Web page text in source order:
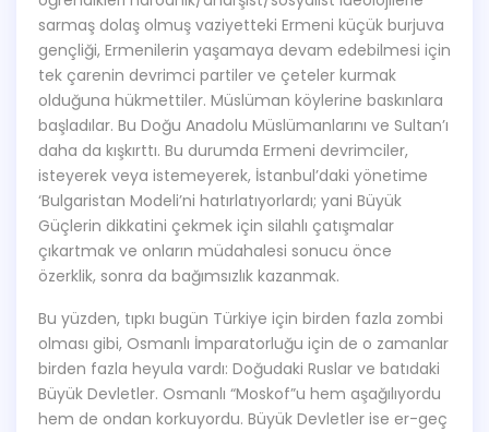
sarmaş dolaş olmuş vaziyetteki Ermeni küçük burjuva
gençliği, Ermenilerin yaşamaya devam edebilmesi için
tek çarenin devrimci partiler ve çeteler kurmak
olduğuna hükmettiler. Müslüman köylerine baskınlara
başladılar. Bu Doğu Anadolu Müslümanlarını ve Sultan’ı
daha da kışkırttı. Bu durumda Ermeni devrimciler,
isteyerek veya istemeyerek, İstanbul’daki yönetime
‘Bulgaristan Modeli’ni hatırlatıyorlardı; yani Büyük
Güçlerin dikkatini çekmek için silahlı çatışmalar
çıkartmak ve onların müdahalesi sonucu önce
özerklik, sonra da bağımsızlık kazanmak.
Bu yüzden, tıpkı bugün Türkiye için birden fazla zombi
olması gibi, Osmanlı İmparatorluğu için de o zamanlar
birden fazla heyula vardı: Doğudaki Ruslar ve batıdaki
Büyük Devletler. Osmanlı “Moskof”u hem aşağılıyordu
hem de ondan korkuyordu. Büyük Devletler ise er-geç